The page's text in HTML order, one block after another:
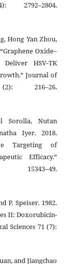
Hong Yan Zhou,
Oxide–
Deliver HSV-TK
Journal of
216–26.
Sorolla, Nutan
Iyer. 2018.
Targeting of
Efficacy.”
P. Speiser. 1982.
II: Doxorubicin-
Sciences 71 (7):
and Jiangchao